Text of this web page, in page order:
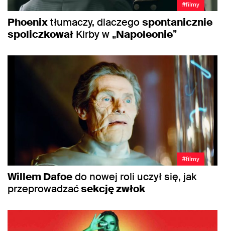
#filmy
Phoenixtłumaczy, dlaczegospontanicznie
spoliczkował Kirby w „Napoleonie”
#filmy
Willem Dafoedo nowej roli uczył się, jak
przeprowadzaćsekcję zwłok